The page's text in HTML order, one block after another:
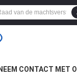
NEEM CONTACT MET